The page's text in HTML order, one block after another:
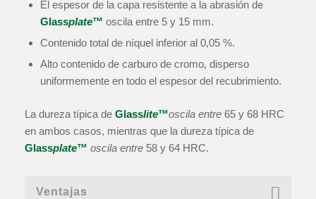
El espesor de la capa resistente a la abrasión de
Glassplate™ oscila entre 5 y 15 mm.
Contenido total de níquel inferior al 0,05 %.
Alto contenido de carburo de cromo, disperso
uniformemente en todo el espesor del recubrimiento.
La dureza típica de Glasslite™oscila entre 65 y 68 HRC
en ambos casos, mientras que la dureza típica de
Glassplate™ oscila entre 58 y 64 HRC.
Ventajas